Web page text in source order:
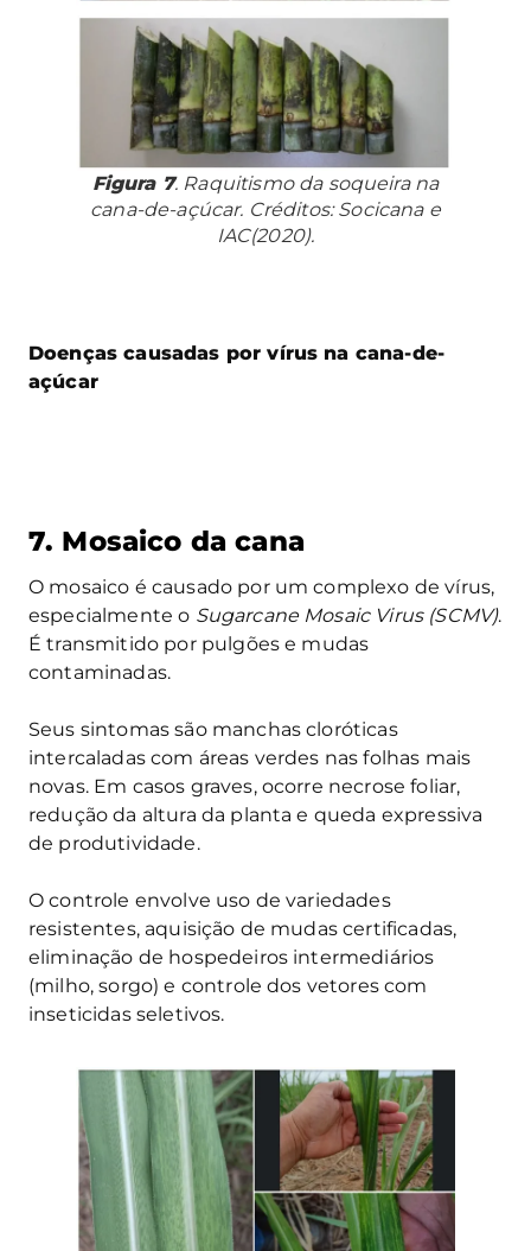
Figura 7. Raquitismo da soqueira na
cana-de-açúcar. Créditos: Socicana e
IAC(2020).
Doenças causadas por vírus na cana-de-
açúcar
7. Mosaico da cana
O mosaico é causado por um complexo de vírus,
especialmente o Sugarcane Mosaic Virus (SCMV).
É transmitido por pulgões e mudas
contaminadas.
Seus sintomas são manchas cloróticas
intercaladas com áreas verdes nas folhas mais
novas. Em casos graves, ocorre necrose foliar,
redução da altura da planta e queda expressiva
de produtividade.
O controle envolve uso de variedades
resistentes, aquisição de mudas certificadas,
eliminação de hospedeiros intermediários
(milho, sorgo) e controle dos vetores com
inseticidas seletivos.